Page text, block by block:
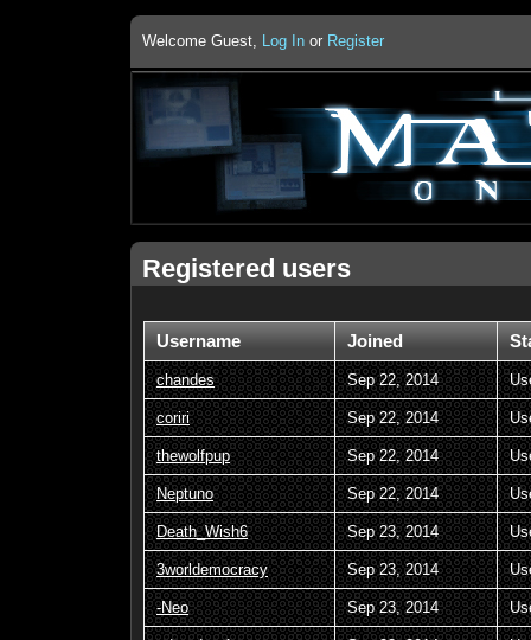
Welcome Guest, Log In or Register
Registered users
Username Joined
chandes Sep 22, 2014
coriri Sep 22, 2014
thewolfpup Sep 22, 2014
Neptuno Sep 22, 2014
Death_Wish6 Sep 23, 2014
3worldemocracy Sep 23, 2014
-Neo Sep 23, 2014